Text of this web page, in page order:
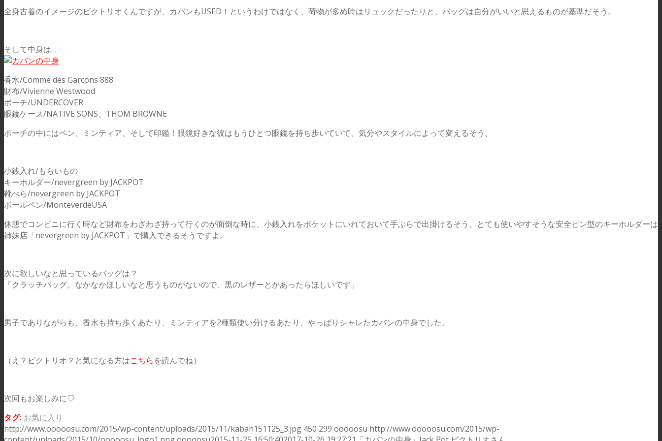
全身古着のイメージのビクトリオくんですが、カバンもUSED！というわけではなく、荷物が多め時はリュックだったりと、バッグは自分がいいと思えるものが基準だそう。
そして中身は…
香水/Comme des Garcons 888
財布/Vivienne Westwood
ポーチ/UNDERCOVER
眼鏡ケース/NATIVE SONS、THOM BROWNE
ポーチの中にはペン、ミンティア、そして印鑑！眼鏡好きな彼はもうひとつ眼鏡を持ち歩いていて、気分やスタイルによって変えるそう。
小銭入れ/もらいもの
キーホルダー/nevergreen by JACKPOT
靴べら/nevergreen by JACKPOT
ボールペン/MonteverdeUSA
休憩でコンビニに行く時など財布をわざわざ持って行くのが面倒な時に、小銭入れをポケットにいれておいて手ぶらで出掛けるそう。とても使いやすそうな安全ピン型のキーホルダーは
姉妹店「nevergreen by JACKPOT」で購入できるそうですよ。
次に欲しいなと思っているバッグは？
「クラッチバッグ。なかなかほしいなと思うものがないので、黒のレザーとかあったらほしいです」
男子でありながらも、香水も持ち歩くあたり、ミンティアを2種類使い分けるあたり、やっぱりシャレたカバンの中身でした。
（え？ビクトリオ？と気になる方はこちらを読んでね）
次回もお楽しみに♡
タグ: お気に入り
http://www.ooooosu.com/2015/wp-content/uploads/2015/11/kaban151125_3.jpg 450 299 ooooosu http://www.ooooosu.com/2015/wp-